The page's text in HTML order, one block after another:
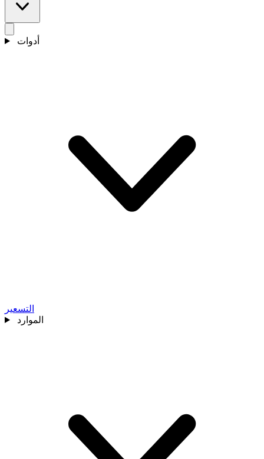
أدوات
التسعير
الموارد